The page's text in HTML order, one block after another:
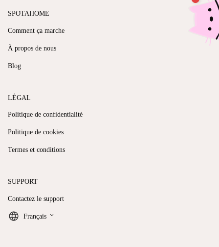
SPOTAHOME
Comment ça marche
À propos de nous
Blog
LÉGAL
Politique de confidentialité
Politique de cookies
Termes et conditions
SUPPORT
Contactez le support
Français keyboard_arrow_down